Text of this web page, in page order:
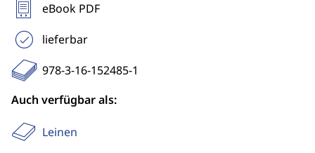
eBook PDF
lieferbar
978-3-16-152485-1
Auch verfügbar als:
Leinen